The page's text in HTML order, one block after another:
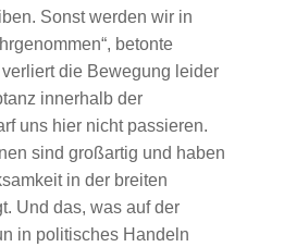
Sonst werden wir in
betonte
die Bewegung leider
innerhalb der
uns hier nicht passieren.
sind großartig und haben
in der breiten
Und das, was auf der
in politisches Handeln